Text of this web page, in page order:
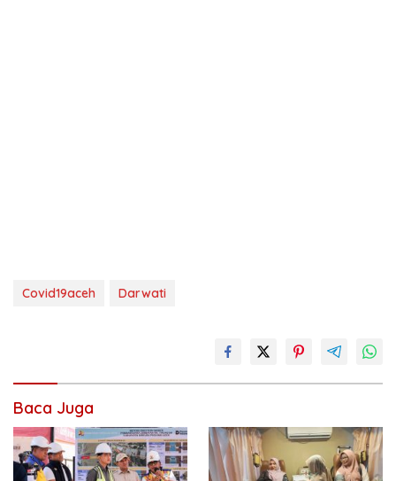
Covid19aceh Darwati
Baca Juga